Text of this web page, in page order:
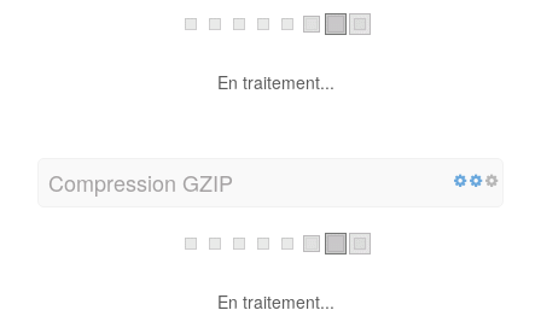
En traitement...
Compression GZIP
En traitement...